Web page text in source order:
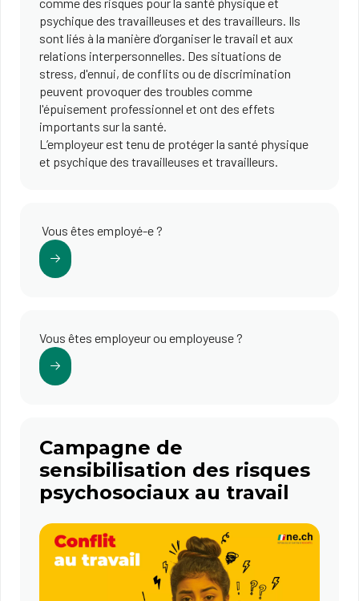
psychique des travailleuses et des travailleurs. Ils
sont liés à la manière d’organiser le travail et aux
relations interpersonnelles. Des situations de
stress, d'ennui, de conflits ou de discrimination
peuvent provoquer des troubles comme
l'épuisement professionnel et ont des effets
importants sur la santé.
L’employeur est tenu de protéger la santé physique
et psychique des travailleuses et travailleurs.
Vous êtes employé-e ?
Vous êtes employeur ou employeuse ?
Campagne de
sensibilisation des risques
psychosociaux au travail